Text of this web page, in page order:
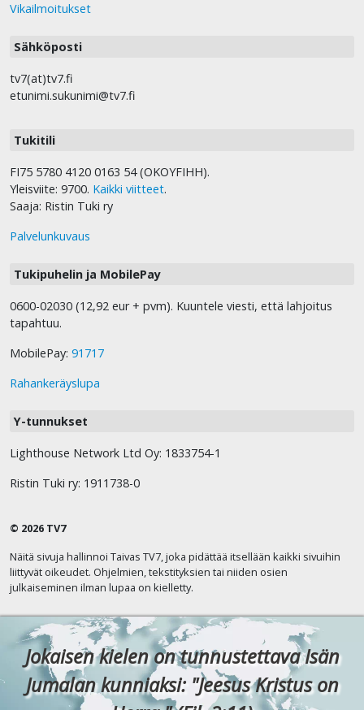
Vikailmoitukset
Sähköposti
tv7(at)tv7.fi
etunimi.sukunimi@tv7.fi
Tukitili
FI75 5780 4120 0163 54 (OKOYFIHH).
Yleisviite: 9700. Kaikki viitteet.
Saaja: Ristin Tuki ry
Palvelunkuvaus
Tukipuhelin ja MobilePay
0600-02030 (12,92 eur + pvm). Kuuntele viesti, että lahjoitus
tapahtuu.
MobilePay: 91717
Rahankeräyslupa
Y-tunnukset
Lighthouse Network Ltd Oy: 1833754-1
Ristin Tuki ry: 1911738-0
© 2026 TV7
Näitä sivuja hallinnoi Taivas TV7, joka pidättää itsellään kaikki sivuihin
liittyvät oikeudet. Ohjelmien, tekstityksien tai niiden osien
julkaiseminen ilman lupaa on kielletty.
Jokaisen kielen on tunnustettava Isän
Jumalan kunniaksi: "Jeesus Kristus on